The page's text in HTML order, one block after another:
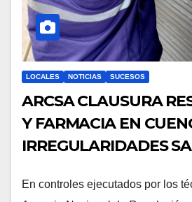
LOCALES NOTICIAS SUCESOS
ARCSA CLAUSURA
Y FARMACIA EN
IRREGULARIDADES
En controles ejecutados por los